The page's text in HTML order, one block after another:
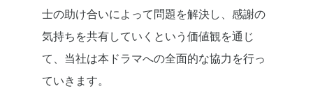
士の助け合いによって問題を解決し、感謝の
気持ちを共有していくという価値観を通じ
て、当社は本ドラマへの全面的な協力を行っ
ていきます。